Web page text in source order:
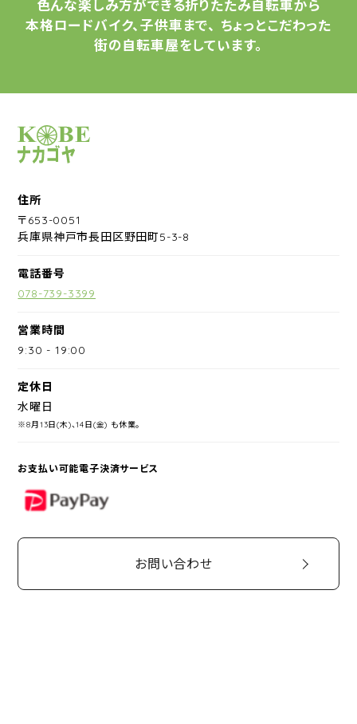
色んな楽しみ方ができる折りたたみ自転車から
本格ロードバイク、子供車まで、 ちょっとこだわった
街の自転車屋をしています。
サイクルショップナカゴヤ
住所
〒653-0051
兵庫県神戸市長田区野田町5-3-8
電話番号
078-739-3399
営業時間
9:30 -19:00
定休日
水曜日
※8月13日(木)、14日(金) も休業。
お支払い可能電子決済サービス
PayPay
お問い合わせ